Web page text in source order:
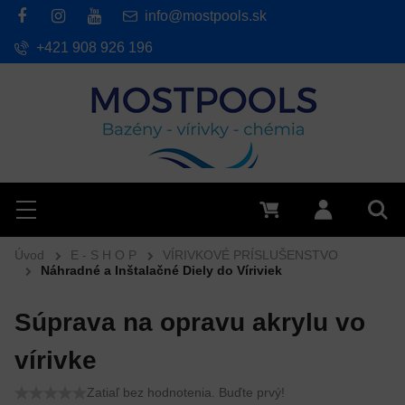
Hľadať
Menu Prihlásiť
info@mostpools.sk
+421 908 926 196
Úvod E - S H O P
VÍRIVKOVÉ PRÍSLUŠENSTVO
Náhradné a Inštalačné Diely do Víriviek
Súprava na opravu akrylu vo
vírivke
Zatiaľ bez hodnotenia. Buďte prvý!